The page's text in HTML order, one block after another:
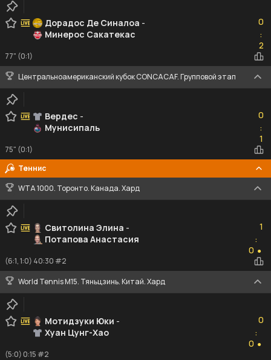
Дорадос Де Синалоа -
Минерос Сакатекас
0
:2
2
77" (0:1)
Центральноамериканский кубок CONCACAF. Групповой этап
Вердес -
Мунисипаль
0
:1
1
75" (0:1)
Теннис
WTA 1000. Торонто. Канада. Хард
Свитолина Элина -
Потапова Анастасия
1
:
0 ●
(6:1, 1:0) 40:30 #2
World Tennis M15. Тяньцзинь. Китай. Хард
Мотидзуки Юки -
Хуан Цунг-Хао
0
:
0 ●
(5:0) 0:15 #2